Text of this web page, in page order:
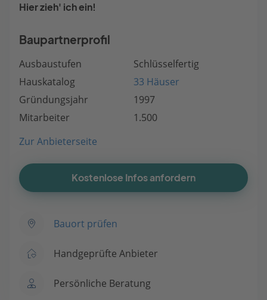
Hier zieh' ich ein!
Baupartnerprofil
Ausbaustufen
Schlüsselfertig
Hauskatalog
33 Häuser
Gründungsjahr
1997
Mitarbeiter
1.500
Zur Anbieterseite
Kostenlose Infos anfordern
Bauort prüfen
Handgeprüfte Anbieter
Persönliche Beratung